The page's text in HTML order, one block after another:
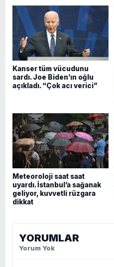
Kanser tüm vücudunu
sardı. Joe Biden’ın oğlu
açıkladı. “Çok acı verici”
Meteoroloji saat saat
uyardı. İstanbul’a sağanak
geliyor, kuvvetli rüzgara
dikkat
YORUMLAR
Yorum Yok